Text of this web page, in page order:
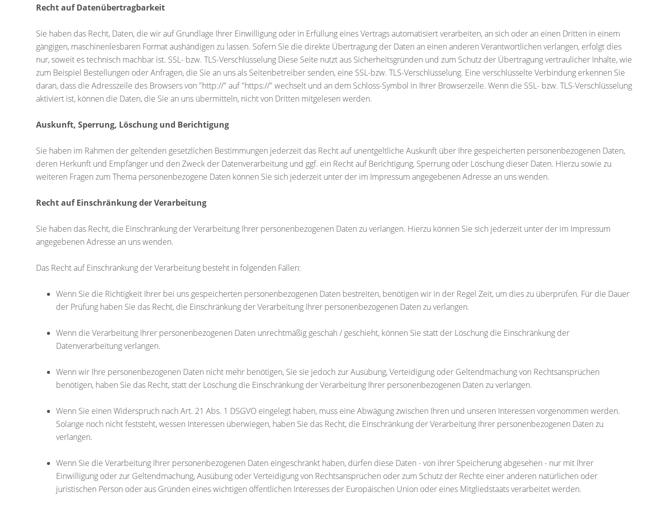
Recht auf Datenübertragbarkeit
Sie haben das Recht, Daten, die wir auf Grundlage Ihrer Einwilligung oder in Erfüllung eines Vertrags automatisiert verarbeiten, an sich oder an einen Dritten in einem
gängigen, maschinenlesbaren Format aushändigen zu lassen. Sofern Sie die direkte Übertragung der Daten an einen anderen Verantwortlichen verlangen, erfolgt dies
nur, soweit es technisch machbar ist. SSL- bzw. TLS-Verschlüsselung Diese Seite nutzt aus Sicherheitsgründen und zum Schutz der Übertragung vertraulicher Inhalte, wie
zum Beispiel Bestellungen oder Anfragen, die Sie an uns als Seitenbetreiber senden, eine SSL-bzw. TLS-Verschlüsselung. Eine verschlüsselte Verbindung erkennen Sie
daran, dass die Adresszeile des Browsers von "http://" auf "https://" wechselt und an dem Schloss-Symbol in Ihrer Browserzeile. Wenn die SSL- bzw. TLS-Verschlüsselung
aktiviert ist, können die Daten, die Sie an uns übermitteln, nicht von Dritten mitgelesen werden.
Auskunft, Sperrung, Löschung und Berichtigung
Sie haben im Rahmen der geltenden gesetzlichen Bestimmungen jederzeit das Recht auf unentgeltliche Auskunft über Ihre gespeicherten personenbezogenen Daten,
deren Herkunft und Empfänger und den Zweck der Datenverarbeitung und ggf. ein Recht auf Berichtigung, Sperrung oder Löschung dieser Daten. Hierzu sowie zu
weiteren Fragen zum Thema personenbezogene Daten können Sie sich jederzeit unter der im Impressum angegebenen Adresse an uns wenden.
Recht auf Einschränkung der Verarbeitung
Sie haben das Recht, die Einschränkung der Verarbeitung Ihrer personenbezogenen Daten zu verlangen. Hierzu können Sie sich jederzeit unter der im Impressum
angegebenen Adresse an uns wenden.
Das Recht auf Einschränkung der Verarbeitung besteht in folgenden Fällen:
Wenn Sie die Richtigkeit Ihrer bei uns gespeicherten personenbezogenen Daten bestreiten, benötigen wir in der Regel Zeit, um dies zu überprüfen. Für die Dauer
der Prüfung haben Sie das Recht, die Einschränkung der Verarbeitung Ihrer personenbezogenen Daten zu verlangen.
Wenn die Verarbeitung Ihrer personenbezogenen Daten unrechtmäßig geschah / geschieht, können Sie statt der Löschung die Einschränkung der
Datenverarbeitung verlangen.
Wenn wir Ihre personenbezogenen Daten nicht mehr benötigen, Sie sie jedoch zur Ausübung, Verteidigung oder Geltendmachung von Rechtsansprüchen
benötigen, haben Sie das Recht, statt der Löschung die Einschränkung der Verarbeitung Ihrer personenbezogenen Daten zu verlangen.
Wenn Sie einen Widerspruch nach Art. 21 Abs. 1 DSGVO eingelegt haben, muss eine Abwägung zwischen Ihren und unseren Interessen vorgenommen werden.
Solange noch nicht feststeht, wessen Interessen überwiegen, haben Sie das Recht, die Einschränkung der Verarbeitung Ihrer personenbezogenen Daten zu
verlangen.
Wenn Sie die Verarbeitung Ihrer personenbezogenen Daten eingeschränkt haben, dürfen diese Daten - von ihrer Speicherung abgesehen - nur mit Ihrer
Einwilligung oder zur Geltendmachung, Ausübung oder Verteidigung von Rechtsansprüchen oder zum Schutz der Rechte einer anderen natürlichen oder
juristischen Person oder aus Gründen eines wichtigen öffentlichen Interesses der Europäischen Union oder eines Mitgliedstaats verarbeitet werden.